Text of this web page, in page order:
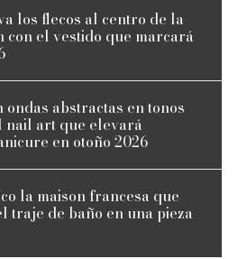
los flecos al centro de la
con el vestido que marcará
ondas abstractas en tonos
nail art que elevará
en otoño 2026
la maison francesa que
traje de baño en una pieza